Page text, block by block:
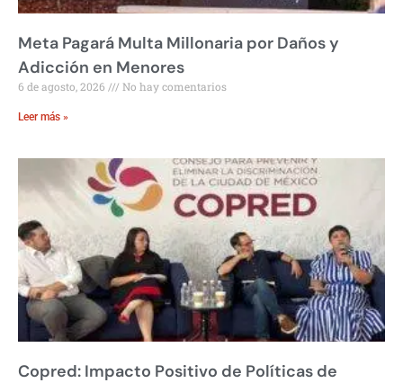
Meta Pagará Multa Millonaria por Daños y
Adicción en Menores
6 de agosto, 2026 No hay comentarios
Leer más »
Copred: Impacto Positivo de Políticas de